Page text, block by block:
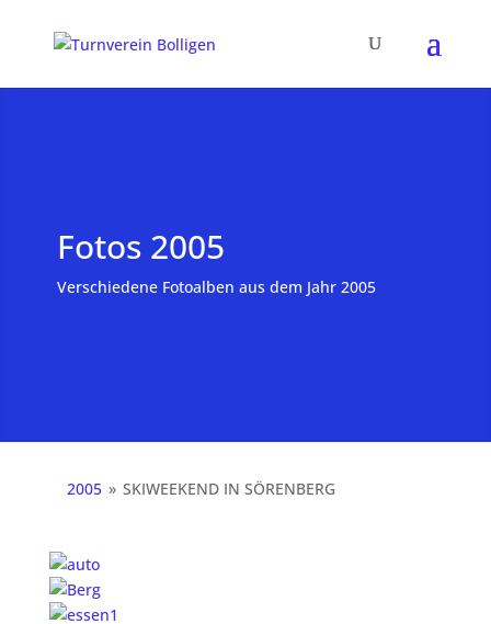
Fotos 2005
Verschiedene Fotoalben aus dem Jahr 2005
2005 » SKIWEEKEND IN SÖRENBERG